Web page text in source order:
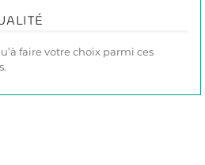
faire votre choix parmi ces